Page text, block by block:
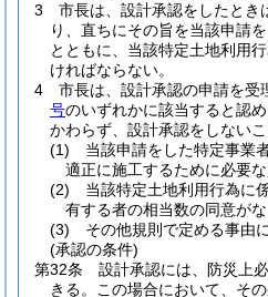
3
市長は、設計承認をしたとき
り、直ちにその旨を当該申請
とともに、当該特定土地利用
ければならない。
4
市長は、設計承認の申請を受
号のいずれかに該当すると認め
かわらず、設計承認をしないこ
(1)
当該申請をした特定事業
適正に施工するために必要
(2)
当該特定土地利用行為に
有する者の相当数の同意がな
(3)
その他規則で定める事由
(承認の条件)
第32条
設計承認には、防災上
きる。
この場合において、そ